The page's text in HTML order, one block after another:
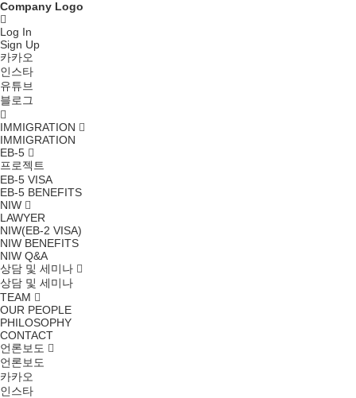
Company Logo
Log In
Sign Up
카카오
인스타
유튜브
블로그
IMMIGRATION
IMMIGRATION
EB-5
프로젝트
EB-5 VISA
EB-5 BENEFITS
NIW
LAWYER
NIW(EB-2 VISA)
NIW BENEFITS
NIW Q&A
상담 및 세미나
상담 및 세미나
TEAM
OUR PEOPLE
PHILOSOPHY
CONTACT
언론보도
언론보도
카카오
인스타